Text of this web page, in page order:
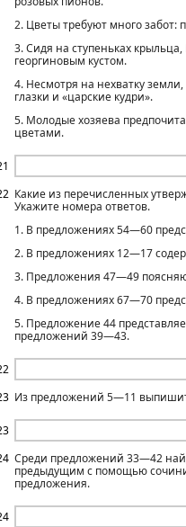
2. Цветы требуют много забот:
3. Сидя на ступеньках
георгиновым кустом.
4. Несмотря на нехватку
глазки и «царские кудри».
5. Молодые хозяева
цветами.
Какие из перечисленных
Укажите номера ответов.
1. В предложениях 54—60
2. В предложениях 12—17
3. Предложения 47—49
4. В предложениях 67—70
5. Предложение 44
предложений 39—43.
Из предложений 5—11
Среди предложений 33—42
предыдущим с помощью
предложения.